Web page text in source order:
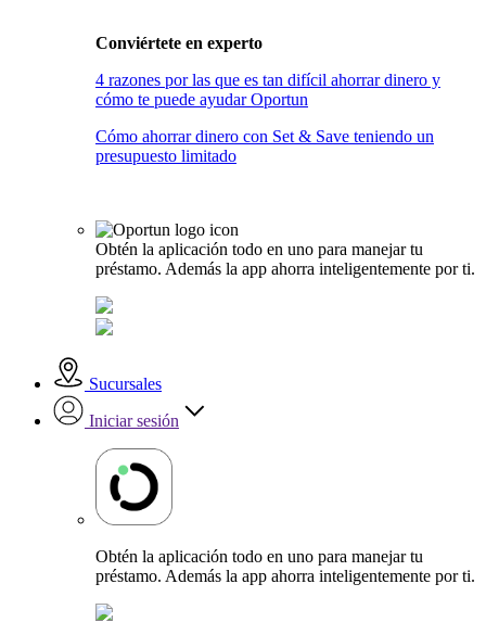
Conviértete en experto
4 razones por las que es tan difícil ahorrar dinero y
cómo te puede ayudar Oportun
Cómo ahorrar dinero con Set & Save teniendo un
presupuesto limitado
Obtén la aplicación todo en uno para manejar tu
préstamo. Además la app ahorra inteligentemente por ti.
Sucursales
Iniciar sesión
Obtén la aplicación todo en uno para manejar tu
préstamo. Además la app ahorra inteligentemente por ti.